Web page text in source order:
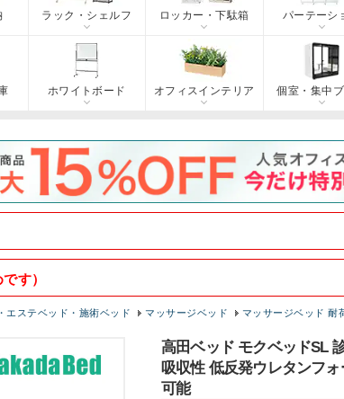
ラック・シェルフ ロッカー・下駄箱 パーテーシ
ホワイトボード オフィスインテリア 個室・集中
す）
エステベッド・施術ベッド マッサージベッド マッサージベッド 耐
高田ベッド モクベッドSL
吸収性 低反発ウレタンフ
可能